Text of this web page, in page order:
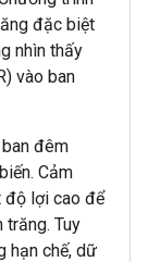
đặc biệt
nhìn thấy
vào ban
đêm
Cảm
độ lợi cao để
trăng. Tuy
hạn chế, dữ